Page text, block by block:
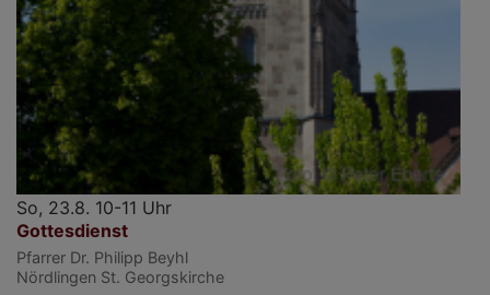
So, 23.8. 10-11 Uhr
Gottesdienst
Pfarrer Dr. Philipp Beyhl
Nördlingen St. Georgskirche